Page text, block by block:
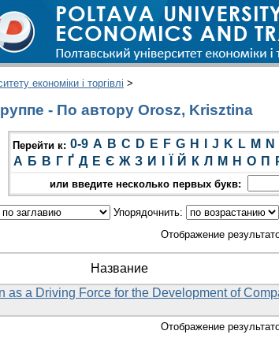
економіки і торгівлі >
- По автору Orosz, Krisztina
Перейти к: 0-9 A B C D E F G H J K L M N
А Б В Г Ґ Д Е Є Ж З И Й К Л М Н О П
или введите несколько первых букв:
Упорядочнить:
Отображение
Название
as a Driving Force for the Development of
Отображение